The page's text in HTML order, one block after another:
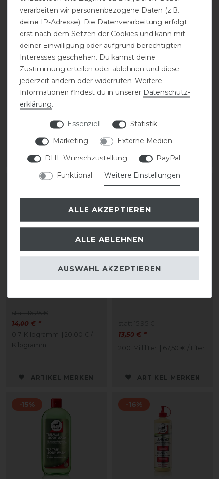
Leovet Silkcare
Shampoo 500 ml
Liter | 24,00 € / Liter
ARTIKEL MERKEN
14,50 € *
0.55 Liter | 26,36 € / Liter
ARTIKEL MERKEN
14,00 € *
0.7 Kilogramm | 20,00 € /
Kilogramm
ARTIKEL MERKEN
-15%
13,50 € *
200 Milliliter | 67,50 € / Liter
ARTIKEL MERKEN
-15% -16%
verarbeiten wir personenbezogene Daten (z.B.
deine IP-Adresse). Die Datenverarbeitung erfolgt
erst nach dem Setzen der Cookies und kann mit
deiner Einwilligung oder aufgrund berechtigten
Interesses geschehen. Du kannst deine
Zustimmung erteilen oder ablehnen und diese
jederzeit ändern oder widerrufen. Weitere
Informationen findest du in unserer Daten­schutz­
erklärung.
Essenziell
Statistik
Marketing
Externe Medien
DHL Wunschzustellung
PayPal
Funktional
Weitere Einstellungen
ALLE AKZEPTIEREN
ALLE ABLEHNEN
AUSWAHL AKZEPTIEREN